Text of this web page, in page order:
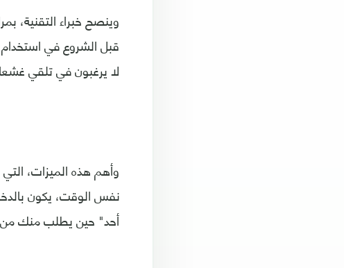
وينصح خبراء التقنية،
قبل الشروع في
لا يرغبون في تلقي
وأهم هذه الميزات،
نفس الوقت، يكون
أحد" حين يطلب منك من